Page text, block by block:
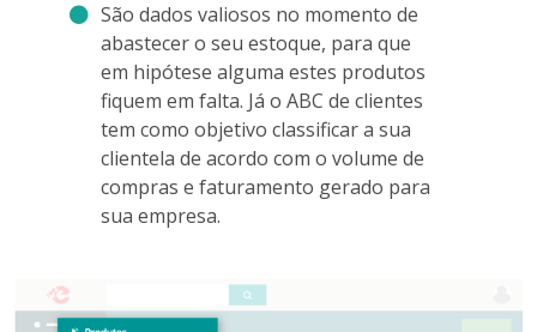
São dados valiosos no momento de
abastecer o seu estoque, para que
em hipótese alguma estes produtos
fiquem em falta. Já o ABC de clientes
tem como objetivo classificar a sua
clientela de acordo com o volume de
compras e faturamento gerado para
sua empresa.